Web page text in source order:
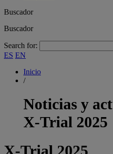
Buscador
Buscador
Search for:
ES EN
Inicio
/
Noticias y
X-Trial 2025